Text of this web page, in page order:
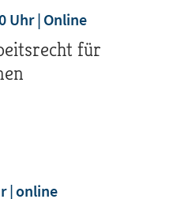
Uhr Online
für
online